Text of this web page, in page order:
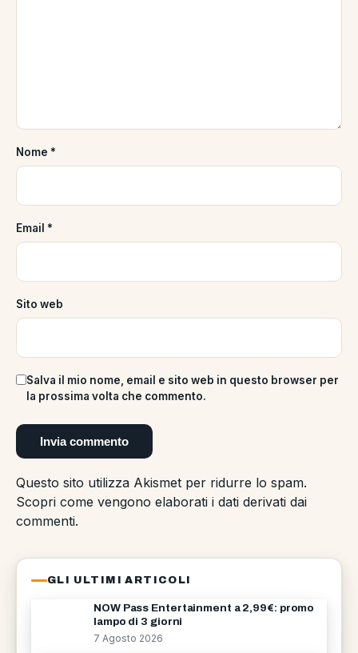
Nome *
Email *
Sito web
Salva il mio nome, email e sito web in questo browser per
la prossima volta che commento.
Questo sito utilizza Akismet per ridurre lo spam.
Scopri come vengono elaborati i dati derivati dai
commenti.
GLI ULTIMI ARTICOLI
NOW Pass Entertainment a 2,99€: promo
lampo di 3 giorni
7 Agosto 2026